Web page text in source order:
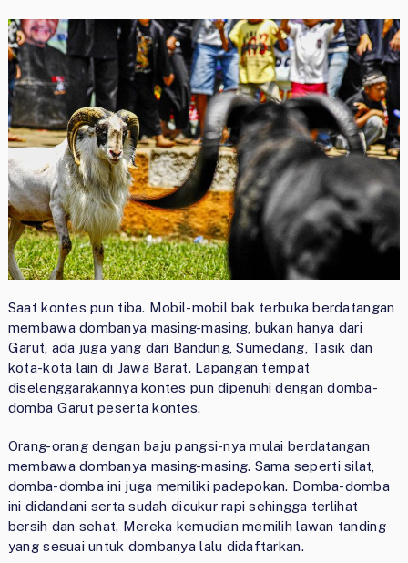
Saat kontes pun tiba. Mobil-mobil bak terbuka berdatangan
membawa dombanya masing-masing, bukan hanya dari
Garut, ada juga yang dari Bandung, Sumedang, Tasik dan
kota-kota lain di Jawa Barat. Lapangan tempat
diselenggarakannya kontes pun dipenuhi dengan domba-
domba Garut peserta kontes.
Orang-orang dengan baju pangsi-nya mulai berdatangan
membawa dombanya masing-masing. Sama seperti silat,
domba-domba ini juga memiliki padepokan. Domba-domba
ini didandani serta sudah dicukur rapi sehingga terlihat
bersih dan sehat. Mereka kemudian memilih lawan tanding
yang sesuai untuk dombanya lalu didaftarkan.